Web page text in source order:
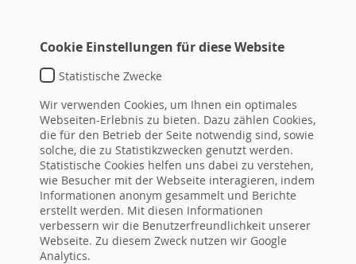
DETAIL-
LINK
(ID aus
Flex!)
ID Überschrift von bis topseminar
Seite Drucken
Cookie Einstellungen für diese Website
Statistische Zwecke
Wir verwenden Cookies, um Ihnen ein optimales
Webseiten-Erlebnis zu bieten. Dazu zählen Cookies,
die für den Betrieb der Seite notwendig sind, sowie
solche, die zu Statistikzwecken genutzt werden.
Statistische Cookies helfen uns dabei zu verstehen,
wie Besucher mit der Webseite interagieren, indem
Informationen anonym gesammelt und Berichte
erstellt werden. Mit diesen Informationen
verbessern wir die Benutzerfreundlichkeit unserer
Webseite. Zu diesem Zweck nutzen wir Google
Analytics.